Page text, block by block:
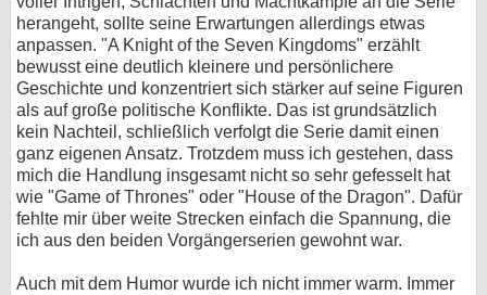
herangeht, sollte seine Erwartungen allerdings etwas
anpassen. "A Knight of the Seven Kingdoms" erzählt
bewusst eine deutlich kleinere und persönlichere
Geschichte und konzentriert sich stärker auf seine Figuren
als auf große politische Konflikte. Das ist grundsätzlich
kein Nachteil, schließlich verfolgt die Serie damit einen
ganz eigenen Ansatz. Trotzdem muss ich gestehen, dass
mich die Handlung insgesamt nicht so sehr gefesselt hat
wie "Game of Thrones" oder "House of the Dragon". Dafür
fehlte mir über weite Strecken einfach die Spannung, die
ich aus den beiden Vorgängerserien gewohnt war.
Auch mit dem Humor wurde ich nicht immer warm. Immer